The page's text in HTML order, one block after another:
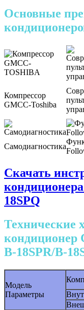
Основные
Компрессор
GMCC-Toshiba
Самодиагностика
Скачать
18SPQ
Технические
кондиционер
B-18SPR/B-
Модель
Параметры